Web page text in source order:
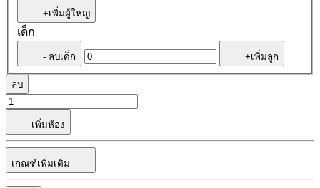
+เพิ่มผู้ใหญ่
เด็ก
- ลบเด็ก +เพิ่มลูก
ลบ
เพิ่มห้อง
เกณฑ์เพิ่มเติม